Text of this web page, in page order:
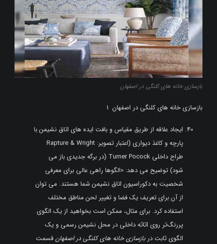
بازسازی خانه های کلنگی در اصفهان
بازسازی خانه های کلنگی در اصفهان 1
ایجاد علاقه از طریق مقیاس و بافت ایده های اتاق نشیمن با
پارچه و کاغذ دیواری (اعتبار تصویر: Rapture & Wright
طراح داخلی Turner Pocock (در برگه جدیدی باز می
شود) توضیح می دهد: «الگوها راهی عالی برای معرفی
شخصیت به دکوراسیون اتاق نشیمن شما هستند. می توان
از آن برای تعریف یک فضا و تغییر لحن مناطق مختلف
استفاده کرد. برای مثال، ممکن است بخواهید از یک الگوی
پررنگ‌تر روی اثاثه داخلی در محل نشیمن رسمی و یک
الگوی ثابت دربازسازی خانه های کلنگی در اصفهانقسمت